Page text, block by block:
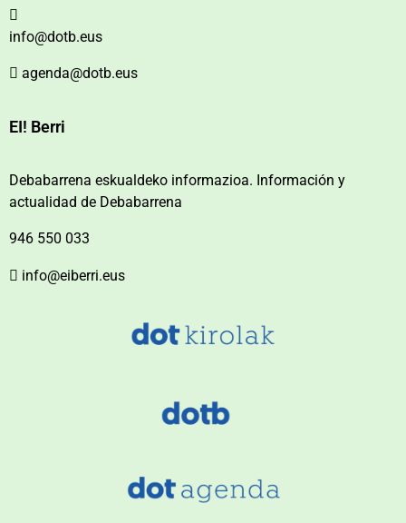
info@dotb.eus
agenda@dotb.eus
EI! Berri
Debabarrena eskualdeko informazioa. Información y
actualidad de Debabarrena
946 550 033
info@eiberri.eus